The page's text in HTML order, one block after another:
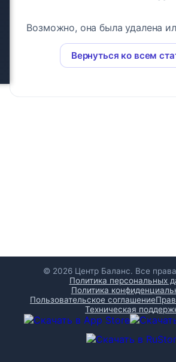
Возможно, она была удалена
Вернуться ко всем
© 2026 Центр Баланс. Все
Политика персональных
Политика
Пользовательское соглашение
Техническая